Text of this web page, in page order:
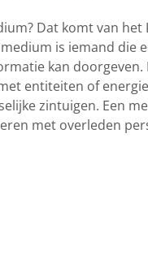
Dat komt van
is iemand die
kan doorgeven.
entiteiten of
zintuigen. Een
met overleden